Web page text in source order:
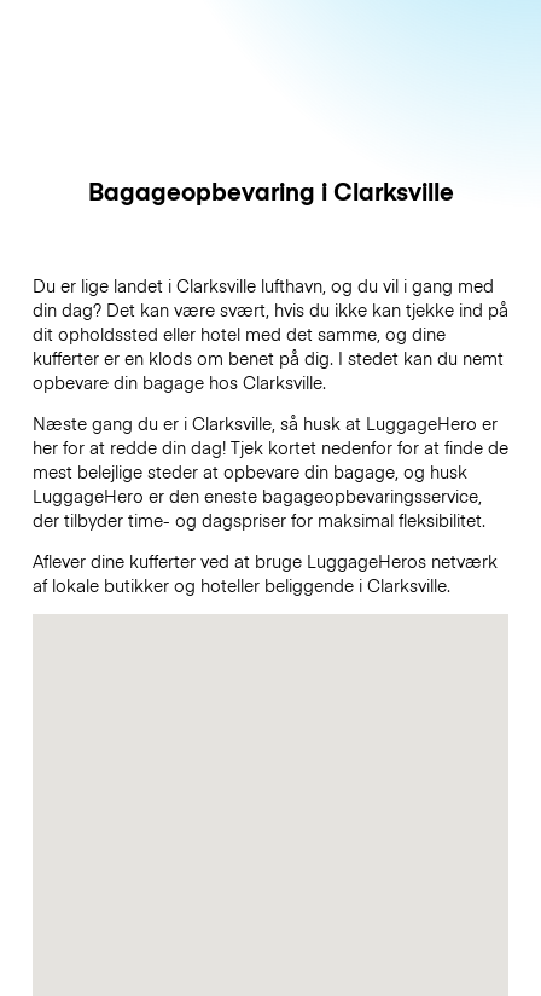
Bagageopbevaring i Clarksville
Du er lige landet i Clarksville lufthavn, og du vil i gang med
din dag? Det kan være svært, hvis du ikke kan tjekke ind på
dit opholdssted eller hotel med det samme, og dine
kufferter er en klods om benet på dig. I stedet kan du nemt
opbevare din bagage hos Clarksville.
Næste gang du er i Clarksville, så husk at LuggageHero er
her for at redde din dag! Tjek kortet nedenfor for at finde de
mest belejlige steder at opbevare din bagage, og husk
LuggageHero er den eneste bagageopbevaringsservice,
der tilbyder time- og dagspriser for maksimal fleksibilitet.
Aflever dine kufferter ved at bruge LuggageHeros netværk
af lokale butikker og hoteller beliggende i Clarksville.